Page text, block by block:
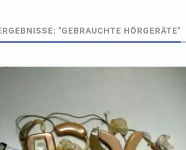
"GEBRAUCHTE HÖRGERÄTE"